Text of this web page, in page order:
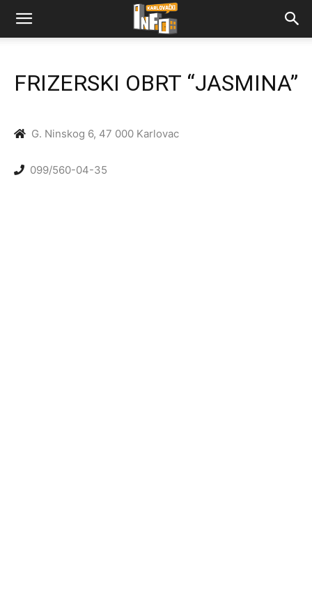
FRIZERSKI OBRT “JASMINA”
G. Ninskog 6, 47 000 Karlovac
099/560-04-35